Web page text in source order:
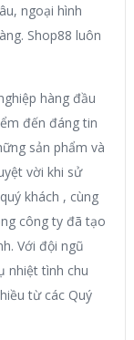
ngoại hình
Shop88 luôn
hàng đầu
đến đáng tin
sản phẩm và
vời khi sử
khách , cùng
công ty đã tạo
Với đội ngũ
nhiệt tình chu
từ các Quý